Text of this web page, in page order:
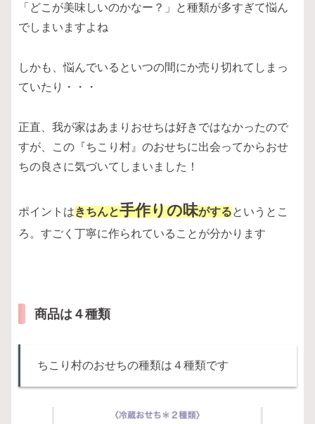
「どこが美味しいのかなー？」と種類が多すぎて悩ん
でしまいますよね
しかも、悩んでいるといつの間にか売り切れてしまっ
ていたり・・・
正直、我が家はあまりおせちは好きではなかったので
すが、この『ちこり村』のおせちに出会ってからおせ
ちの良さに気づいてしまいました！
ポイントはきちんと手作りの味がするというとこ
ろ。すごく丁寧に作られていることが分かります
商品は４種類
ちこり村のおせちの種類は４種類です